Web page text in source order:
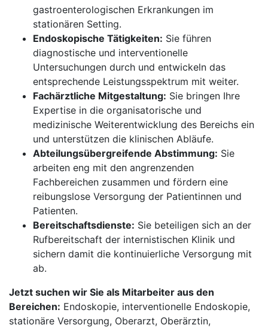
gastroenterologischen Erkrankungen im
stationären Setting.
Endoskopische Tätigkeiten: Sie führen
diagnostische und interventionelle
Untersuchungen durch und entwickeln das
entsprechende Leistungsspektrum mit weiter.
Fachärztliche Mitgestaltung: Sie bringen Ihre
Expertise in die organisatorische und
medizinische Weiterentwicklung des Bereichs ein
und unterstützen die klinischen Abläufe.
Abteilungsübergreifende Abstimmung: Sie
arbeiten eng mit den angrenzenden
Fachbereichen zusammen und fördern eine
reibungslose Versorgung der Patientinnen und
Patienten.
Bereitschaftsdienste: Sie beteiligen sich an der
Rufbereitschaft der internistischen Klinik und
sichern damit die kontinuierliche Versorgung mit
ab.
Jetzt suchen wir Sie als Mitarbeiter aus den
Bereichen: Endoskopie, interventionelle Endoskopie,
stationäre Versorgung, Oberarzt, Oberärztin,